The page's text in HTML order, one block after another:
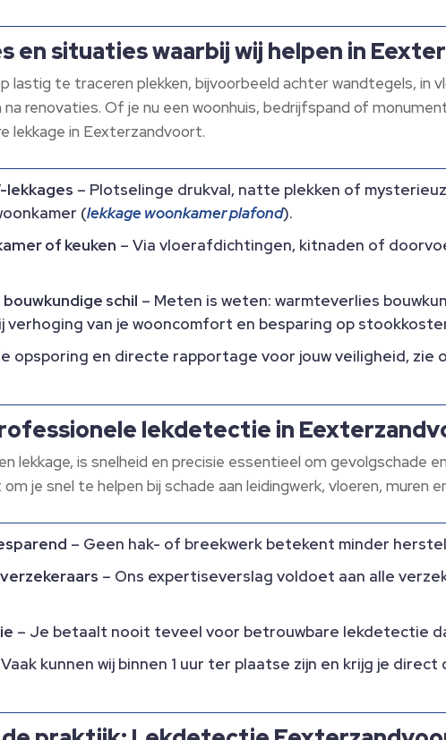
en situaties waarbij wij helpen in
lastig te traceren plekken, bijvoorbeeld achter wandtegels, in
na renovaties.​ Of je nu een woonhuis, bedrijfspand of
lekkage in Eexterzandvoort.​
lekkages – Plotselinge drukval, natte plekken of
(lekkage woonkamer plafond).​
of keuken – Via vloerafdichtingen, kitnaden of
schil – Meten is weten: warmteverlies
verhoging van je wooncomfort en besparing op
opsporing en directe rapportage voor jouw veiligheid, zie
lekdetectie in
lekkage, is snelheid en precisie essentieel om gevolgschade
je snel te helpen bij schade aan leidingwerk, vloeren, muren
– Geen hak- of breekwerk betekent minder
– Ons expertiseverslag voldoet aan alle
– Je betaalt nooit teveel voor betrouwbare lekdetectie
kunnen wij binnen 1 uur ter plaatse zijn en krijg je